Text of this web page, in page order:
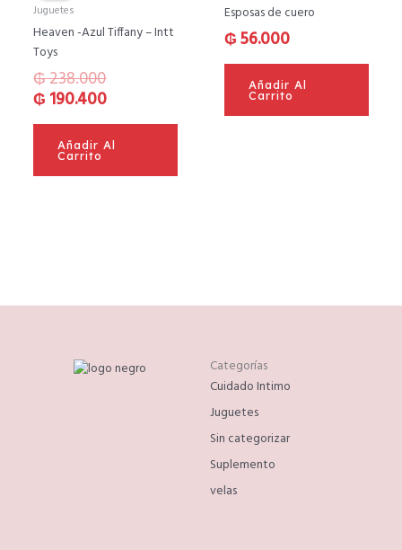
Juguetes
Heaven -Azul Tiffany – Intt
Toys
₲238.000
era:
₲ 238.000.
₲ 190.400
es:
₲ 190.400.
Añadir Al
Carrito
Esposas de cuero
₲56.000
Añadir Al
Carrito
Categorías
Cuidado Intimo
Juguetes
Sin categorizar
Suplemento
velas